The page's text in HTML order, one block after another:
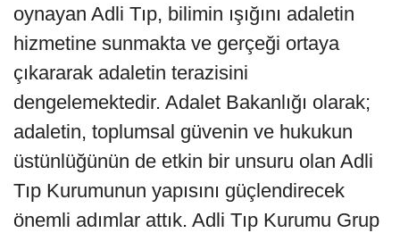
oynayan Adli Tıp, bilimin ışığını adaletin
hizmetine sunmakta ve gerçeği ortaya
çıkararak adaletin terazisini
dengelemektedir. Adalet Bakanlığı olarak;
adaletin, toplumsal güvenin ve hukukun
üstünlüğünün de etkin bir unsuru olan Adli
Tıp Kurumunun yapısını güçlendirecek
önemli adımlar attık. Adli Tıp Kurumu Grup